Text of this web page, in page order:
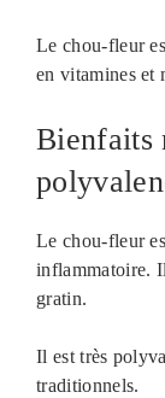
Le chou-fleur
en vitamines et
Bienfaits
Le chou-fleur
inflammatoire.
gratin.
Il est très
traditionnels.